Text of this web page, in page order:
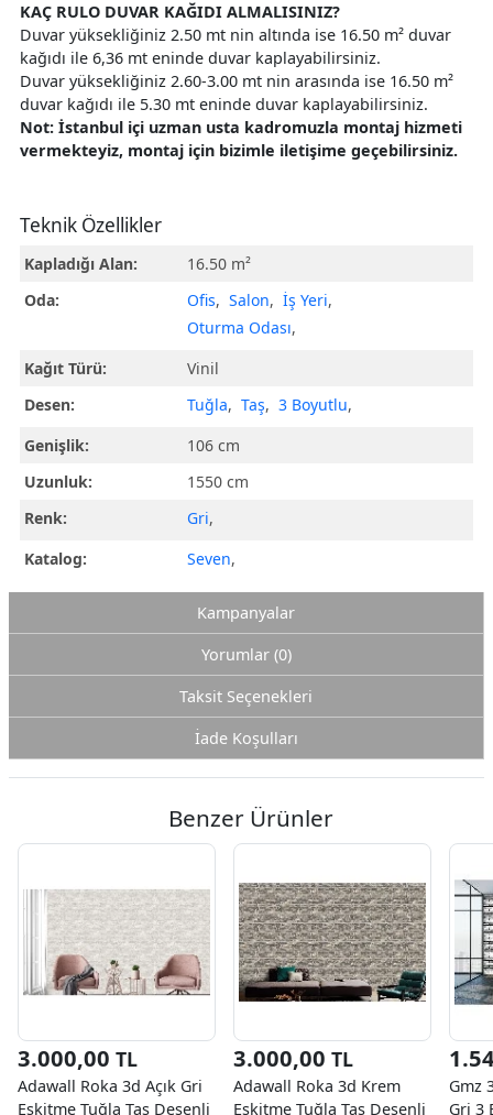
KAÇ RULO DUVAR KAĞIDI ALMALISINIZ?
Duvar yüksekliğiniz 2.50 mt nin altında ise 16.50 m² duvar
kağıdı ile 6,36 mt eninde duvar kaplayabilirsiniz.
Duvar yüksekliğiniz 2.60-3.00 mt nin arasında ise 16.50 m²
duvar kağıdı ile 5.30 mt eninde duvar kaplayabilirsiniz.
Not: İstanbul içi uzman usta kadromuzla montaj hizmeti
vermekteyiz, montaj için bizimle iletişime geçebilirsiniz.
Teknik Özellikler
Kapladığı Alan:
16.50 m²
Oda:
Ofis, Salon, İş Yeri,
Oturma Odası,
Kağıt Türü:
Vinil
Desen:
Tuğla, Taş, 3 Boyutlu,
Genişlik:
106 cm
Uzunluk:
1550 cm
Renk:
Gri,
Katalog:
Seven,
Kampanyalar
Yorumlar (0)
Taksit Seçenekleri
İade Koşulları
Benzer Ürünler
3.000,00 TL
Adawall Roka 3d Açık Gri
Eskitme Tuğla Taş Desenli
3.000,00 TL
Adawall Roka 3d Krem
Eskitme Tuğla Taş Desenli
Gmz
Gri 3